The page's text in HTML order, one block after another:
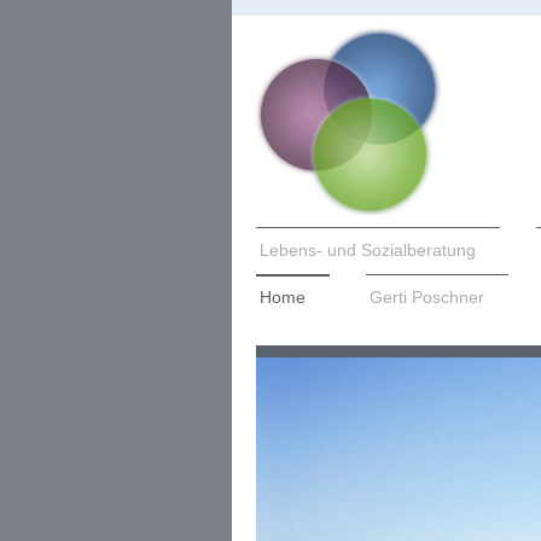
Lebens- und Sozialberatung
Home Gerti Poschner